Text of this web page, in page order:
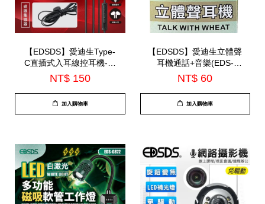
【EDSDS】愛迪生Type-
C直插式入耳線控耳機-內
建麥克風(EDS-C538)
NT$ 150
加入購物車
【EDSDS】愛迪生立體聲
耳機通話+音樂(EDS-
C516)
NT$ 60
加入購物車